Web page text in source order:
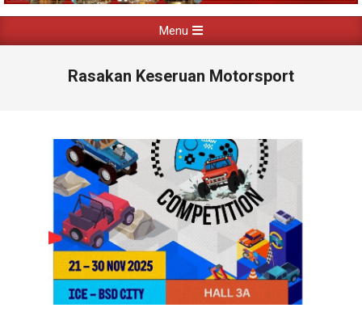
Navigation
Menu
Rasakan Keseruan Motorsport